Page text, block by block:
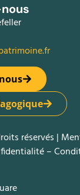
réservés |
–